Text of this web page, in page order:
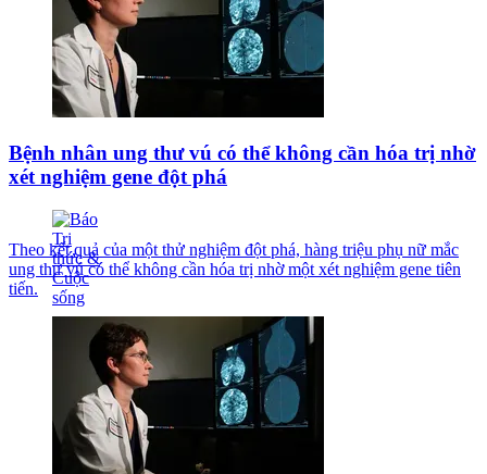
Bệnh nhân ung thư vú có thể không cần hóa trị nhờ
xét nghiệm gene đột phá
Theo kết quả của một thử nghiệm đột phá, hàng triệu phụ nữ mắc
ung thư vú có thể không cần hóa trị nhờ một xét nghiệm gene tiên
tiến.